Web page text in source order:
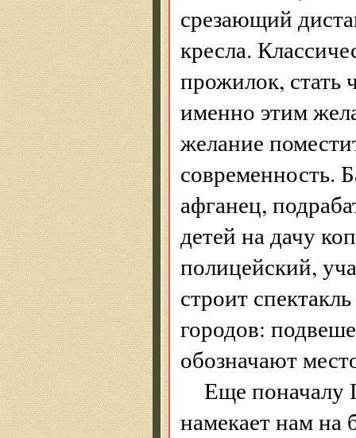
срезающий
кресла.
прожилок, стать
именно этим
желание
афганец,
детей на дачу
полицейский,
строит
городов:
обозначают
Еще поначалу
намекает нам на